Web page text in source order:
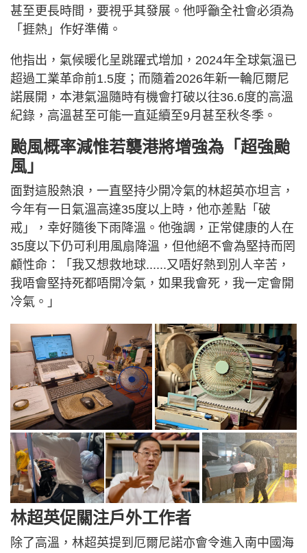
甚至更長時間，要視乎其發展。他呼籲全社會必須為
「捱熱」作好準備。
他指出，氣候暖化呈跳躍式增加，2024年全球氣溫已
超過工業革命前1.5度；而隨着2026年新一輪厄爾尼
諾展開，本港氣溫隨時有機會打破以往36.6度的高溫
紀錄，高溫甚至可能一直延續至9月甚至秋冬季。
颱風概率減惟若襲港將增強為「超強颱
風」
面對這股熱浪，一直堅持少開冷氣的林超英亦坦言，
今年有一日氣溫高達35度以上時，他亦差點「破
戒」，幸好隨後下雨降溫。他強調，正常健康的人在
35度以下仍可利用風扇降溫，但他絕不會為堅持而罔
顧性命：「我又想救地球......又唔好熱到別人辛苦，
我唔會堅持死都唔開冷氣，如果我會死，我一定會開
冷氣。」
林超英促關注戶外工作者
除了高溫，林超英提到厄爾尼諾亦會令進入南中國海